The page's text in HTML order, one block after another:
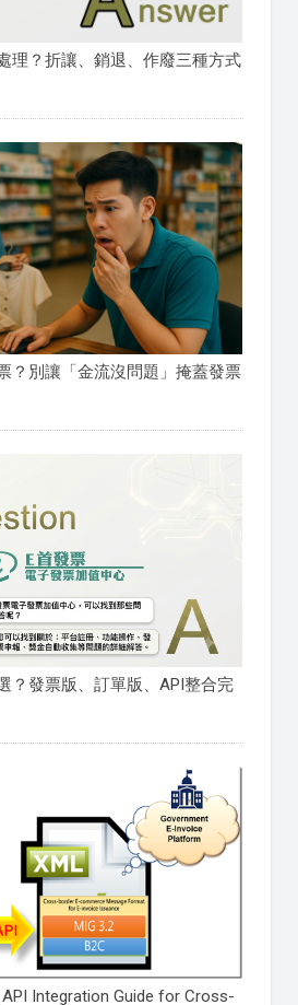
理？折讓、銷退、作廢三種方式
？別讓「金流沒問題」掩蓋發票
？發票版、訂單版、API整合完
Integration Guide for Cross-